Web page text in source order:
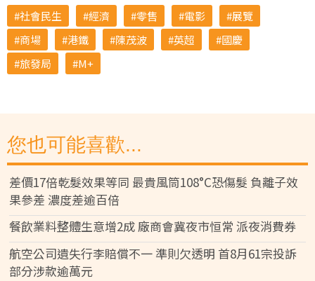
社會民生 經濟 零售 電影
展覽
商場
港鐵 陳茂波 英超
國慶
旅發局
M+
您也可能喜歡...
差價17倍乾髮效果等同 最貴風筒108°C恐傷髮 負離子效
果參差 濃度差逾百倍
餐飲業料整體生意增2成 廠商會冀夜市恒常 派夜消費券
航空公司遺失行李賠償不一 準則欠透明 首8月61宗投訴
部分涉款逾萬元